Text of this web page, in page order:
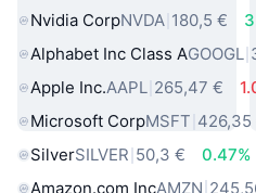
Nvidia CorpNVDA 180,5 €
Alphabet Inc Class AGOOGL
Apple Inc.AAPL 265,47 €
Microsoft CorpMSFT 426,35
SilverSILVER 50,3 €
0.47%
Amazon.com IncAMZN